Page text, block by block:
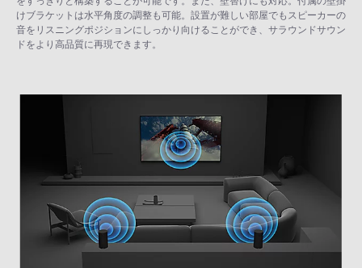
けブラケットは水平角度の調整も可能。設置が難しい部屋でもスピーカーの
音をリスニングポジションにしっかり向けることができ、サラウンドサウン
ドをより高品質に再現できます。